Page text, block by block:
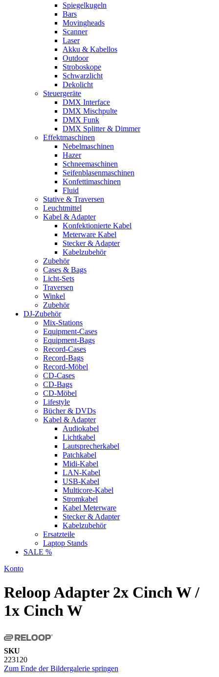
Spiegelkugeln
Bars
Movingheads
Scanner
Laser
Akku & Kabellos
Outdoor
Stroboskope
Schwarzlicht
Dekolicht
Steuergeräte
DMX Interface
DMX Mischpulte
DMX Funk
DMX Splitter & Dimmer
Effektmaschinen
Nebelmaschinen
Hazer
Schneemaschinen
Seifenblasenmaschinen
Konfettimaschinen
Fluid
Stative & Traversen
Leuchtmittel
Kabel & Adapter
Konfektionierte Kabel
Meterware Kabel
Stecker & Adapter
Kabelzubehör
Zubehör
Cases & Bags
Licht-Sets
Traversen
Winkel
Zubehör
DJ-Zubehör
Mix-Stations
Equipment-Cases
Equipment-Bags
Record-Cases
Record-Bags
Record-Möbel
CD-Cases
CD-Bags
CD-Möbel
Lifestyle
Bücher & DVDs
Kabel & Adapter
Audiokabel
Lichtkabel
Lautsprecherkabel
Patchkabel
Midi-Kabel
LAN-Kabel
USB-Kabel
Multicore-Kabel
Stromkabel
Kabel Meterware
Stecker & Adapter
Kabelzubehör
Ersatzteile
Laptop Stands
SALE %
Konto
Reloop Adapter 2x Cinch W /
1x Cinch W
SKU
223120
Zum Ende der Bildergalerie springen